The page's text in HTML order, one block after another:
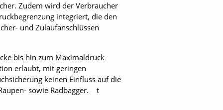
Zudem wird der Verbraucher
integriert, die den
und Zulaufan­schlüssen
bis hin zum Maximaldruck
erlaubt, mit geringen
keinen Einfluss auf die
sowie Radbagger. t